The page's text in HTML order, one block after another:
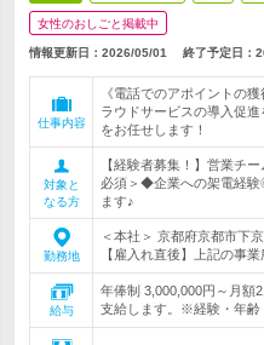
女性のおしごと掲載中
情報更新日：2026/05/01 終了予定日：
仕事内容
《電話でのアポイントの
ラウドサービスの導入促
をお任せします！
対象と
なる方
【経験者募集！】営業チ
必須＞◆企業への架電経
ます♪
勤務地
＜本社＞ 京都府京都市下
【雇入れ直後】上記の事業
給与
年俸制 3,000,000円～月額
支給します。※経験・年齢